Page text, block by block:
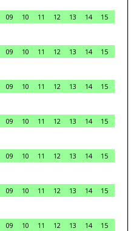
09 10 11 12 13 14
15
09 10 11 12 13 14
15
09 10 11 12 13 14
15
09 10 11 12 13 14
15
09 10 11 12 13 14
15
09 10 11 12 13 14
15
09 10 11 12 13 14 15